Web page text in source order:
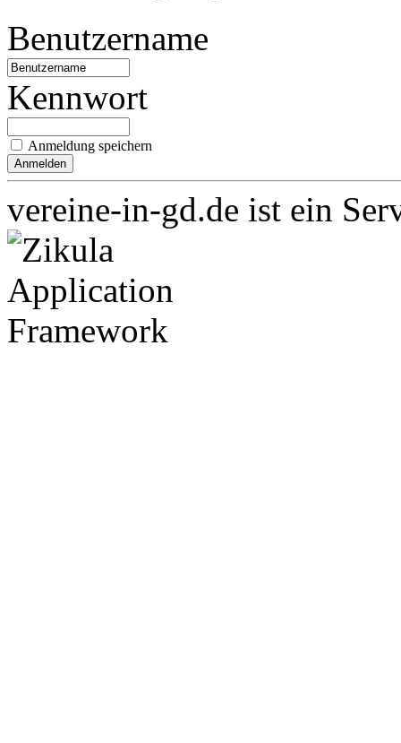
Benutzername
Kennwort
Anmeldung speichern
vereine-in-gd.de ist ein